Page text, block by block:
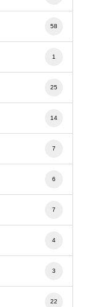
58
1
25
14
7
6
7
4
3
22